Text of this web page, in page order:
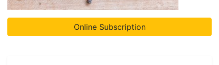
Online Subscription